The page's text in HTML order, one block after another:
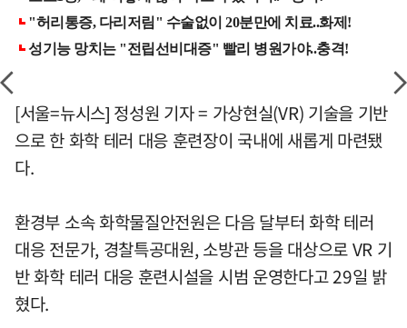
[서울=뉴시스] 정성원 기자 = 가상현실(VR) 기술을 기반
으로 한 화학 테러 대응 훈련장이 국내에 새롭게 마련됐
다.
환경부 소속 화학물질안전원은 다음 달부터 화학 테러
대응 전문가, 경찰특공대원, 소방관 등을 대상으로 VR 기
반 화학 테러 대응 훈련시설을 시범 운영한다고 29일 밝
혔다.